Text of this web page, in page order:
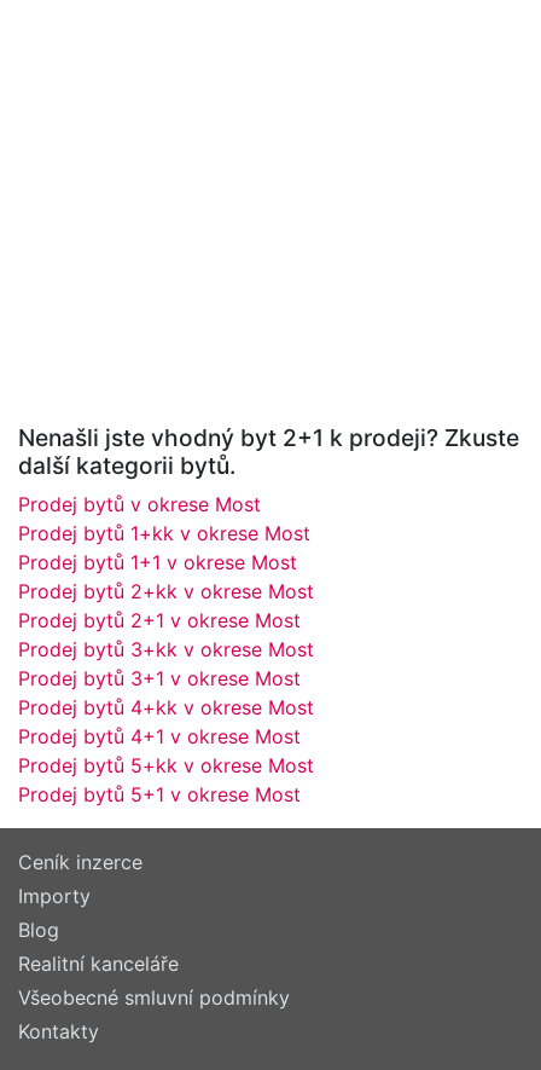
Nenašli jste vhodný byt 2+1 k prodeji? Zkuste
další kategorii bytů.
Prodej bytů v okrese Most
Prodej bytů 1+kk v okrese Most
Prodej bytů 1+1 v okrese Most
Prodej bytů 2+kk v okrese Most
Prodej bytů 2+1 v okrese Most
Prodej bytů 3+kk v okrese Most
Prodej bytů 3+1 v okrese Most
Prodej bytů 4+kk v okrese Most
Prodej bytů 4+1 v okrese Most
Prodej bytů 5+kk v okrese Most
Prodej bytů 5+1 v okrese Most
Ceník inzerce
Importy
Blog
Realitní kanceláře
Všeobecné smluvní podmínky
Kontakty